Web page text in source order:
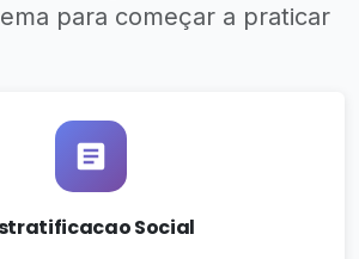
para começar a praticar
Social